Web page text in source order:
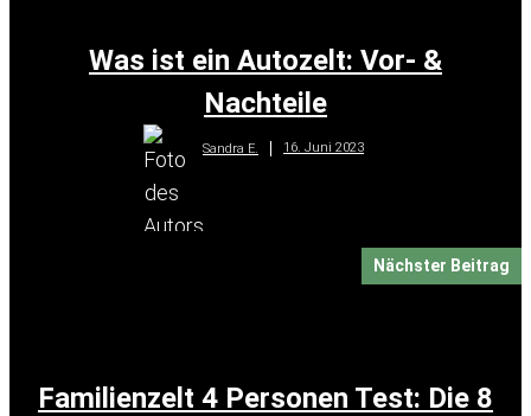
Was ist ein Autozelt: Vor- &
Nachteile
Sandra E. 16. Juni 2023
Nächster Beitrag
Familienzelt 4 Personen Test: Die 8